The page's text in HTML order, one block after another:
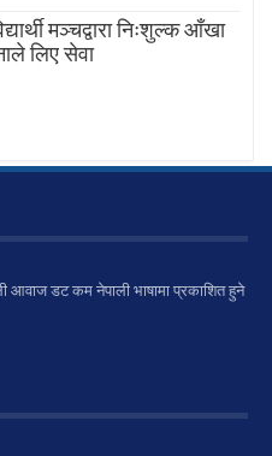
मञ्चद्वारा निःशुल्क आँखा
लिए सेवा
आवाज डट कम नेपाली भाषामा प्रकाशित हुने